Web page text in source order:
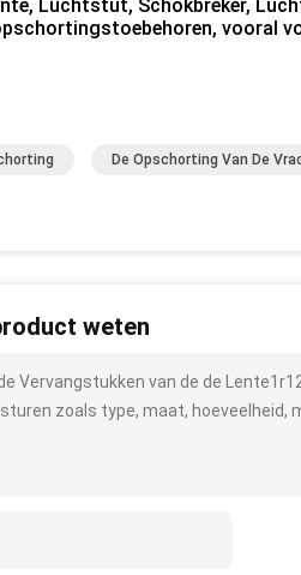
Luchtstut, Schokbreker,
vooral
De Opschorting Van De
weten
Vervangstukken van de de
sturen zoals type, maat, hoeveelheid,